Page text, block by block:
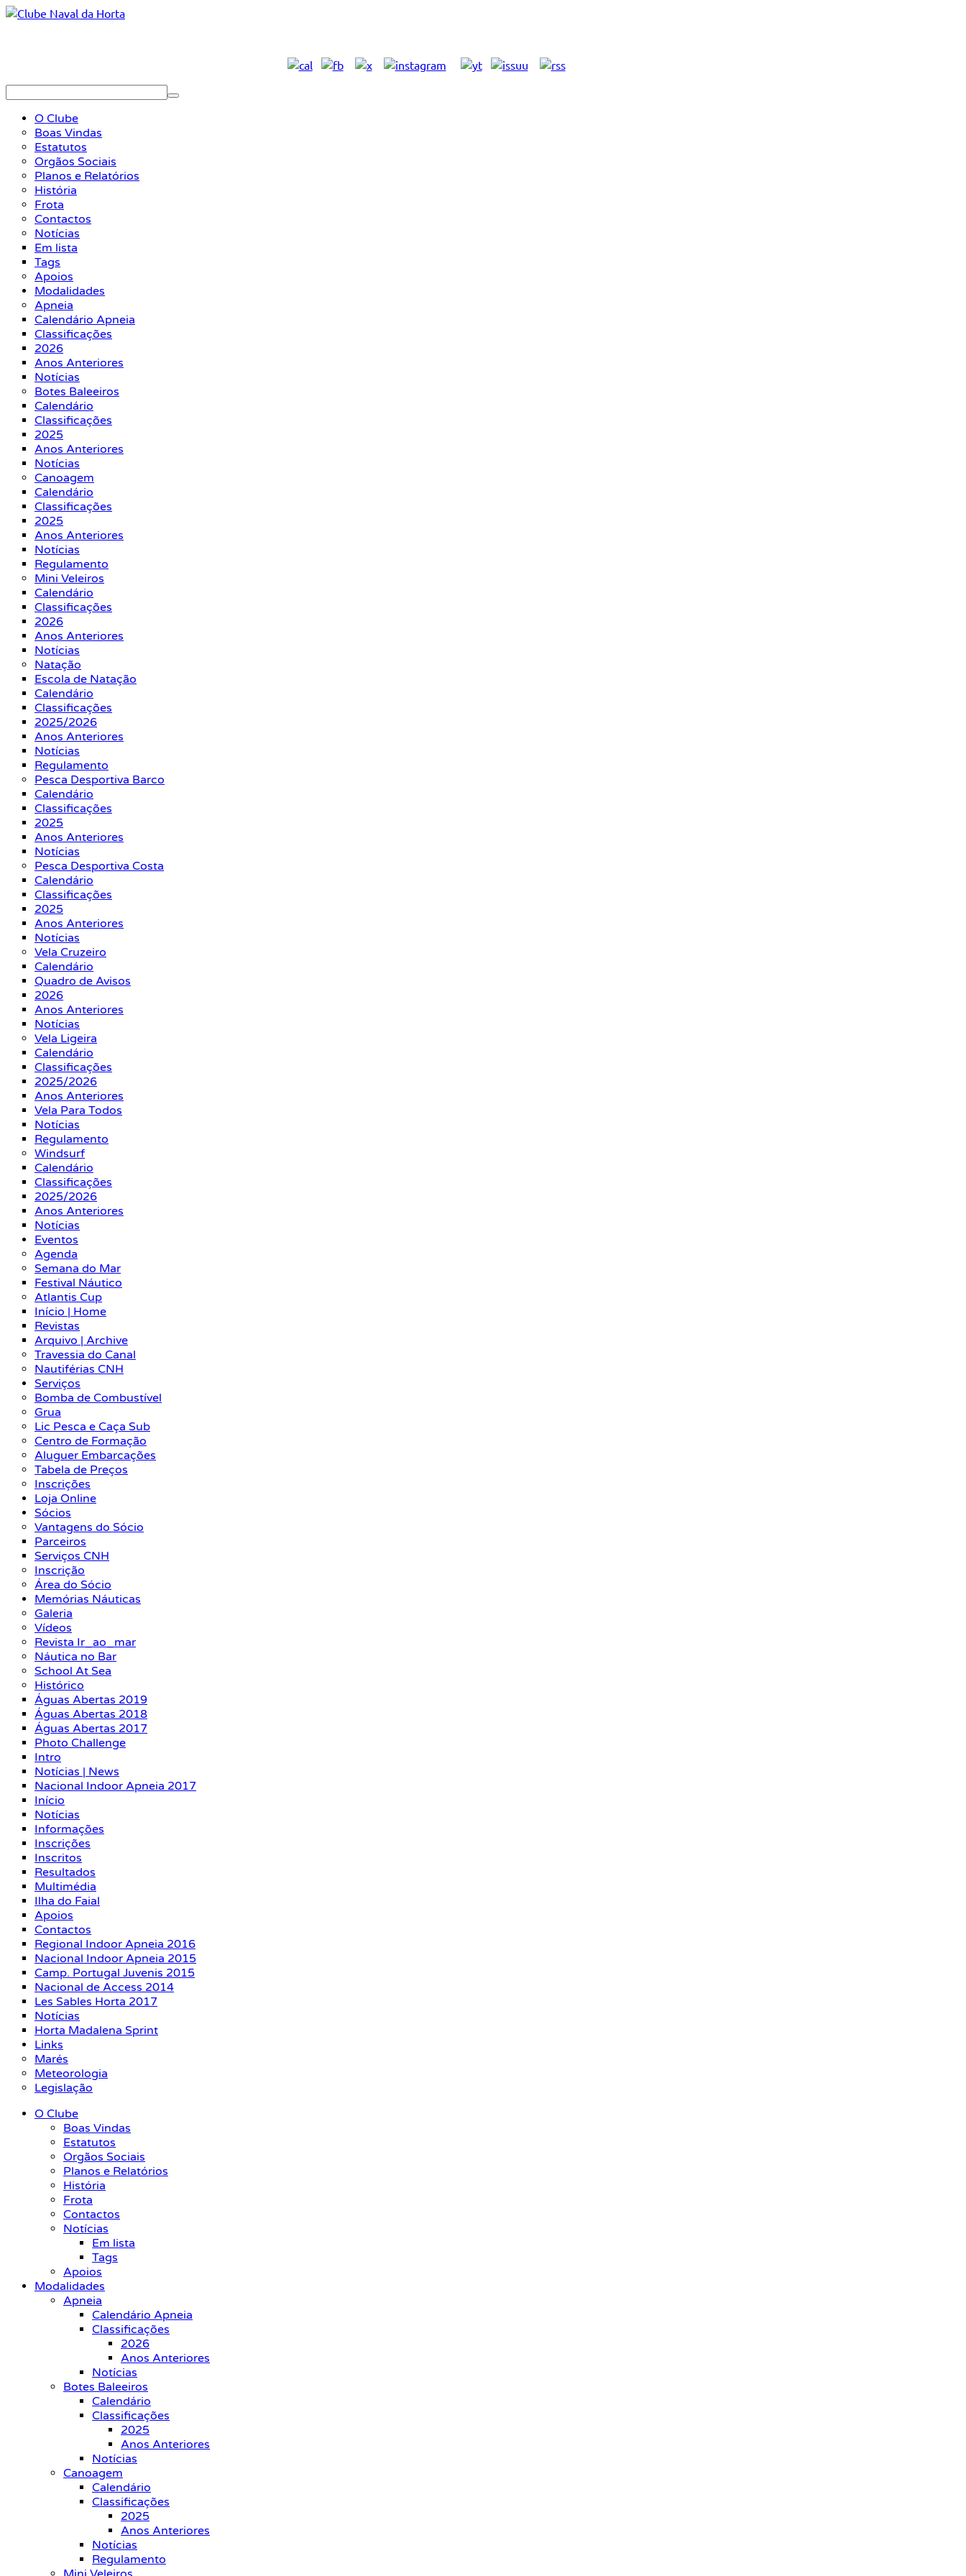
O Clube
Boas Vindas
Estatutos
Orgãos Sociais
Planos e Relatórios
História
Frota
Contactos
Notícias
Em lista
Tags
Apoios
Modalidades
Apneia
Calendário Apneia
Classificações
2026
Anos Anteriores
Notícias
Botes Baleeiros
Calendário
Classificações
2025
Anos Anteriores
Notícias
Canoagem
Calendário
Classificações
2025
Anos Anteriores
Notícias
Regulamento
Mini Veleiros
Calendário
Classificações
2026
Anos Anteriores
Notícias
Natação
Escola de Natação
Calendário
Classificações
2025/2026
Anos Anteriores
Notícias
Regulamento
Pesca Desportiva Barco
Calendário
Classificações
2025
Anos Anteriores
Notícias
Pesca Desportiva Costa
Calendário
Classificações
2025
Anos Anteriores
Notícias
Vela Cruzeiro
Calendário
Quadro de Avisos
2026
Anos Anteriores
Notícias
Vela Ligeira
Calendário
Classificações
2025/2026
Anos Anteriores
Vela Para Todos
Notícias
Regulamento
Windsurf
Calendário
Classificações
2025/2026
Anos Anteriores
Notícias
Eventos
Agenda
Semana do Mar
Festival Náutico
Atlantis Cup
Início | Home
Revistas
Arquivo | Archive
Travessia do Canal
Nautiférias CNH
Serviços
Bomba de Combustível
Grua
Lic Pesca e Caça Sub
Centro de Formação
Aluguer Embarcações
Tabela de Preços
Inscrições
Loja Online
Sócios
Vantagens do Sócio
Parceiros
Serviços CNH
Inscrição
Área do Sócio
Memórias Náuticas
Galeria
Vídeos
Revista Ir_ao_mar
Náutica no Bar
School At Sea
Histórico
Águas Abertas 2019
Águas Abertas 2018
Águas Abertas 2017
Photo Challenge
Intro
Notícias | News
Nacional Indoor Apneia 2017
Início
Notícias
Informações
Inscrições
Inscritos
Resultados
Multimédia
Ilha do Faial
Apoios
Contactos
Regional Indoor Apneia 2016
Nacional Indoor Apneia 2015
Camp. Portugal Juvenis 2015
Nacional de Access 2014
Les Sables Horta 2017
Notícias
Horta Madalena Sprint
Links
Marés
Meteorologia
Legislação
O Clube
Boas Vindas
Estatutos
Orgãos Sociais
Planos e Relatórios
História
Frota
Contactos
Notícias
Em lista
Tags
Apoios
Modalidades
Apneia
Calendário Apneia
Classificações
2026
Anos Anteriores
Notícias
Botes Baleeiros
Calendário
Classificações
2025
Anos Anteriores
Notícias
Canoagem
Calendário
Classificações
2025
Anos Anteriores
Notícias
Regulamento